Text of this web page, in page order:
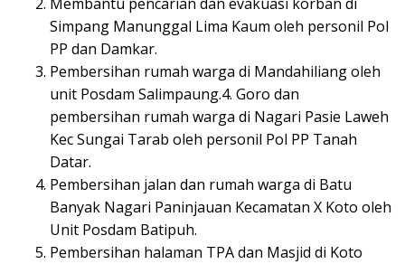
Simpang Manunggal Lima Kaum oleh personil Pol
PP dan Damkar.
Pembersihan rumah warga di Mandahiliang oleh
unit Posdam Salimpaung.4. Goro dan
pembersihan rumah warga di Nagari Pasie Laweh
Kec Sungai Tarab oleh personil Pol PP Tanah
Datar.
Pembersihan jalan dan rumah warga di Batu
Banyak Nagari Paninjauan Kecamatan X Koto oleh
Unit Posdam Batipuh.
Pembersihan halaman TPA dan Masjid di Koto